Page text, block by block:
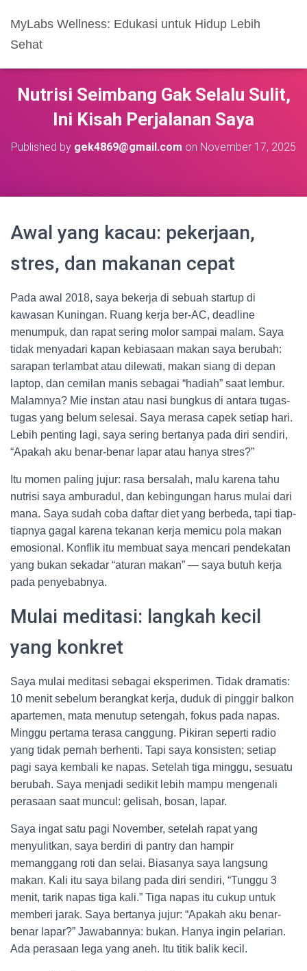
MyLabs Wellness: Edukasi untuk Hidup Lebih
Sehat
Nutrisi Seimbang Gak Selalu Sulit,
Ini Kisah Perjalanan Saya
Published by gek4869@gmail.com on November 17, 2025
Awal yang kacau: pekerjaan,
stres, dan makanan cepat
Pada awal 2018, saya bekerja di sebuah startup di
kawasan Kuningan. Ruang kerja ber-AC, deadline
menumpuk, dan rapat sering molor sampai malam. Saya
tidak menyadari kapan kebiasaan makan saya berubah:
sarapan terlambat atau dilewati, makan siang di depan
laptop, dan cemilan manis sebagai “hadiah” saat lembur.
Malamnya? Mie instan atau nasi bungkus di antara tugas-
tugas yang belum selesai. Saya merasa capek setiap hari.
Lebih penting lagi, saya sering bertanya pada diri sendiri,
“Apakah aku benar-benar lapar atau hanya stres?”
Itu momen paling jujur: rasa bersalah, malu karena tahu
nutrisi saya amburadul, dan kebingungan harus mulai dari
mana. Saya sudah coba daftar diet yang berbeda, tapi tiap-
tiapnya gagal karena tekanan kerja memicu pola makan
emosional. Konflik itu membuat saya mencari pendekatan
yang bukan sekadar “aturan makan” — saya butuh kerja
pada penyebabnya.
Mulai meditasi: langkah kecil
yang konkret
Saya mulai meditasi sebagai eksperimen. Tidak dramatis:
10 menit sebelum berangkat kerja, duduk di pinggir balkon
apartemen, mata menutup setengah, fokus pada napas.
Minggu pertama terasa canggung. Pikiran seperti radio
yang tidak pernah berhenti. Tapi saya konsisten; setiap
pagi saya kembali ke napas. Setelah tiga minggu, sesuatu
berubah. Saya menjadi sedikit lebih mampu mengenali
perasaan saat muncul: gelisah, bosan, lapar.
Saya ingat satu pagi November, setelah rapat yang
menyulitkan, saya berdiri di pantry dan hampir
memanggang roti dan selai. Biasanya saya langsung
makan. Kali itu saya bilang pada diri sendiri, “Tunggu 3
menit, tarik napas tiga kali.” Tiga napas itu cukup untuk
memberi jarak. Saya bertanya jujur: “Apakah aku benar-
benar lapar?” Jawabannya: bukan. Hanya ingin pelarian.
Ada perasaan lega yang aneh. Itu titik balik kecil.